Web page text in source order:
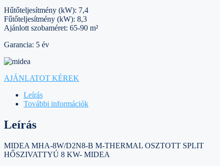
Hűtőteljesítmény (kW): 7,4
Fűtőteljesítmény (kW): 8,3
Ajánlott szobaméret: 65-90 m²
Garancia: 5 év
AJÁNLATOT KÉREK
Leírás
További információk
Leírás
MIDEA MHA-8W/D2N8-B M-THERMAL OSZTOTT SPLIT
HŐSZIVATTYÚ 8 KW- MIDEA